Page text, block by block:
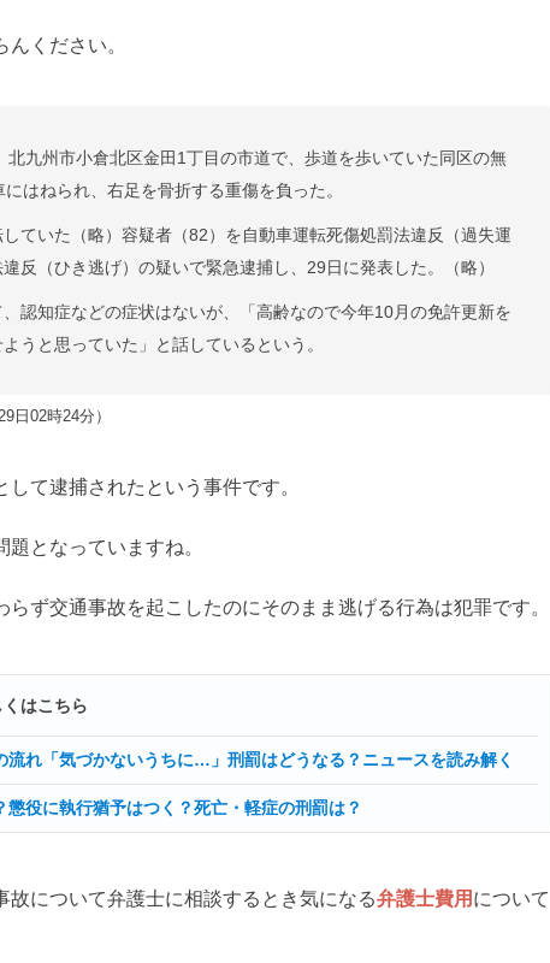
ください。
北九州市小倉北区金田1丁目の市道で、歩道を歩いていた同区の無
はねられ、右足を骨折する重傷を負った。
ていた（略）容疑者（82）を自動車運転死傷処罰法違反（過失運
反（ひき逃げ）の疑いで緊急逮捕し、29日に発表した。（略）
認知症などの症状はないが、「高齢なので今年10月の免許更新を
うと思っていた」と話しているという。
日02時24分）
て逮捕されたという事件です。
となっていますね。
らず交通事故を起こしたのにそのまま逃げる行為は犯罪です。
はこちら
流れ「気づかないうちに…」刑罰はどうなる？ニュースを読み解く
懲役に執行猶予はつく？死亡・軽症の刑罰は？
故について弁護士に相談するとき気になる弁護士費用 について